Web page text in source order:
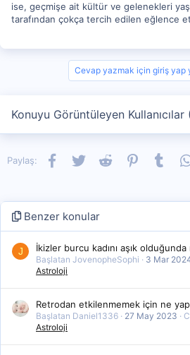
ise, geçmişe ait kültür ve gelenekleri
tarafından çokça tercih edilen eğlence
Cevap yazmak için giriş yap
Konuyu Görüntüleyen
Paylaş: Facebook
TwitterReddit Pinterest
Benzer konular
J İkizler burcu kadını aşık
Başlatan JovenopheSophi 3 Mar
Astroloji
Retrodan etkilenmemek için ne
Başlatan Daniel1336 27 May 2023
Astroloji